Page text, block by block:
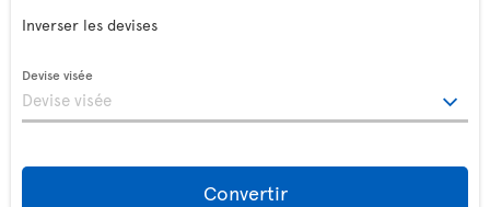
Inverser les devises
Devise visée
Convertir